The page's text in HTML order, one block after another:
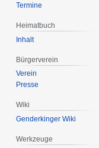
Termine
Heimatbuch
Inhalt
Bürgerverein
Verein
Presse
Wiki
Genderkinger Wiki
Werkzeuge